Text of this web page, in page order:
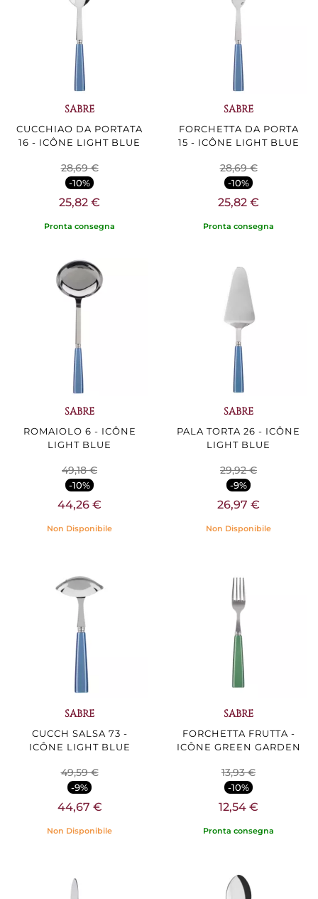
SABRE
CUCCHIAO DA PORTATA
16 - ICÔNE LIGHT BLUE
28,69 €
-10%
25,82 €
Pronta consegna
SABRE
FORCHETTA DA PORTA
15 - ICÔNE LIGHT BLUE
28,69 €
-10%
25,82 €
Pronta consegna
SABRE
ROMAIOLO 6 - ICÔNE
LIGHT BLUE
49,18 €
-10%
44,26 €
Non Disponibile
SABRE
PALA TORTA 26 - ICÔNE
LIGHT BLUE
29,92 €
-9%
26,97 €
Non Disponibile
SABRE
CUCCH SALSA 73 -
ICÔNE LIGHT BLUE
49,59 €
-9%
44,67 €
Non Disponibile
SABRE
FORCHETTA FRUTTA -
ICÔNE GREEN GARDEN
13,93 €
-10%
12,54 €
Pronta consegna